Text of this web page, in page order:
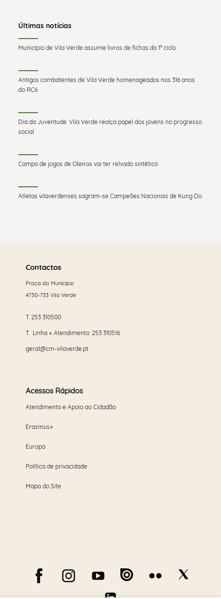
Últimas notícias
Município de Vila Verde assume livros de fichas do 1º ciclo
Antigos combatentes de Vila Verde homenageados nos 316 anos
do RC6
Dia da Juventude: Vila Verde realça papel dos jovens no progresso
social
Campo de jogos de Oleiros vai ter relvado sintético
Atletas vilaverdenses sagram-se Campeões Nacionais de Kung Do
maisContactos
Praça do Município
4730-733 Vila Verde
T. 253 310500
T. Linha + Atendimento: 253 310516
geral@cm-vilaverde.pt
Acessos Rápidos
Atendimento e Apoio ao Cidadão
Erasmus+
Europa
Política de privacidade
Mapa do Site